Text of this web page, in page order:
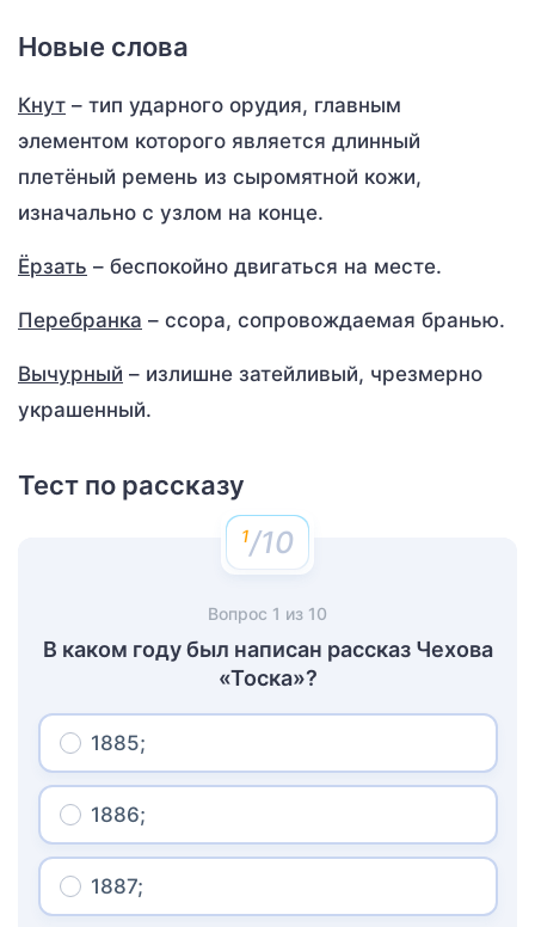
Новые слова
Кнут – тип ударного орудия, главным
элементом которого является длинный
плетёный ремень из сыромятной кожи,
изначально с узлом на конце.
Ёрзать – беспокойно двигаться на месте.
Перебранка – ссора, сопровождаемая бранью.
Вычурный – излишне затейливый, чрезмерно
украшенный.
Тест по рассказу
/10
Вопрос 1 из 10
В каком году был написан рассказ Чехова
«Тоска»?
1885;
1886;
1887;